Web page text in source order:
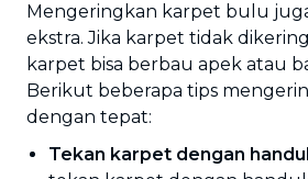
Mengeringkan karpet bulu
ekstra. Jika karpet tidak
karpet bisa berbau apek atau
Berikut beberapa tips
dengan tepat:
Tekan karpet dengan